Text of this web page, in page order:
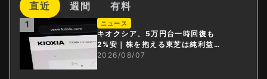
直近 週間 有料
1 ニュース
キオクシア、5万円台一時回復も
2%安｜株を抱える東芝は純利益3
0倍
2026/08/07